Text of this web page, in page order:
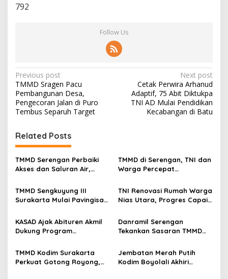
792
Follow Us
P
o
s
t
n
a
v
i
g
a
t
i
o
n
Previous post
TMMD Sragen Pacu
Pembangunan Desa,
Pengecoran Jalan di Puro
Tembus Separuh Target
Next post
Cetak Perwira Arhanud
Adaptif, 75 Abit Diktukpa
TNI AD Mulai Pendidikan
Kecabangan di Batu
Related Posts
TMMD Serengan Perbaiki
Akses dan Saluran Air,
TMMD di Serengan, TNI dan
Warga Percepat
TMMD Sengkuyung III
Surakarta Mulai Pavingisasi
TNI Renovasi Rumah Warga
Nias Utara, Progres Capai
KASAD Ajak Abituren Akmil
Dukung Program
Danramil Serengan
Tekankan Sasaran TMMD
TMMD Kodim Surakarta
Perkuat Gotong Royong,
Jembatan Merah Putih
Kodim Boyolali Akhiri